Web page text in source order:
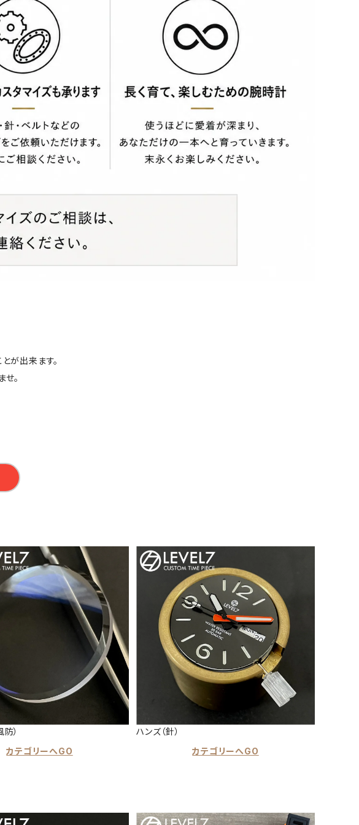
が出来ます。
せ。
）
カテゴリーへGO
ハンズ（針）
カテゴリーへGO